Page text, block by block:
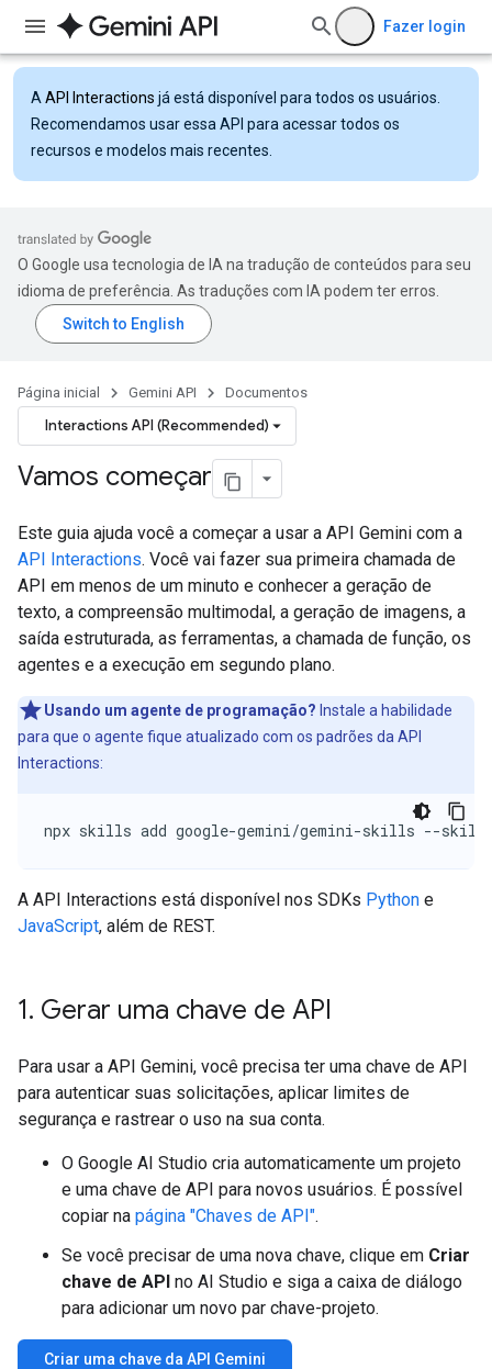
Fazer login
A API Interactions já está disponível para todos os usuários.
Recomendamos usar essa API para acessar todos os
recursos e modelos mais recentes.
O Google usa tecnologia de IA na tradução de conteúdos para seu
idioma de preferência. As traduções com IA podem ter erros.
Página inicial Gemini API Documentos
Interactions API (Recommended)
Vamos começar
Este guia ajuda você a começar a usar a API Gemini com a
API Interactions. Você vai fazer sua primeira chamada de
API em menos de um minuto e conhecer a geração de
texto, a compreensão multimodal, a geração de imagens, a
saída estruturada, as ferramentas, a chamada de função, os
agentes e a execução em segundo plano.
Usando um agente de programação? Instale a habilidade
para que o agente fique atualizado com os padrões da API
Interactions:
npx skills add google-gemini/gemini-skills --skill
A API Interactions está disponível nos SDKs Python e
JavaScript, além de REST.
1. Gerar uma chave de API
Para usar a API Gemini, você precisa ter uma chave de API
para autenticar suas solicitações, aplicar limites de
segurança e rastrear o uso na sua conta.
O Google AI Studio cria automaticamente um projeto
e uma chave de API para novos usuários. É possível
copiar na página "Chaves de API".
Se você precisar de uma nova chave, clique em Criar
chave de API no AI Studio e siga a caixa de diálogo
para adicionar um novo par chave-projeto.
Criar uma chave da API Gemini